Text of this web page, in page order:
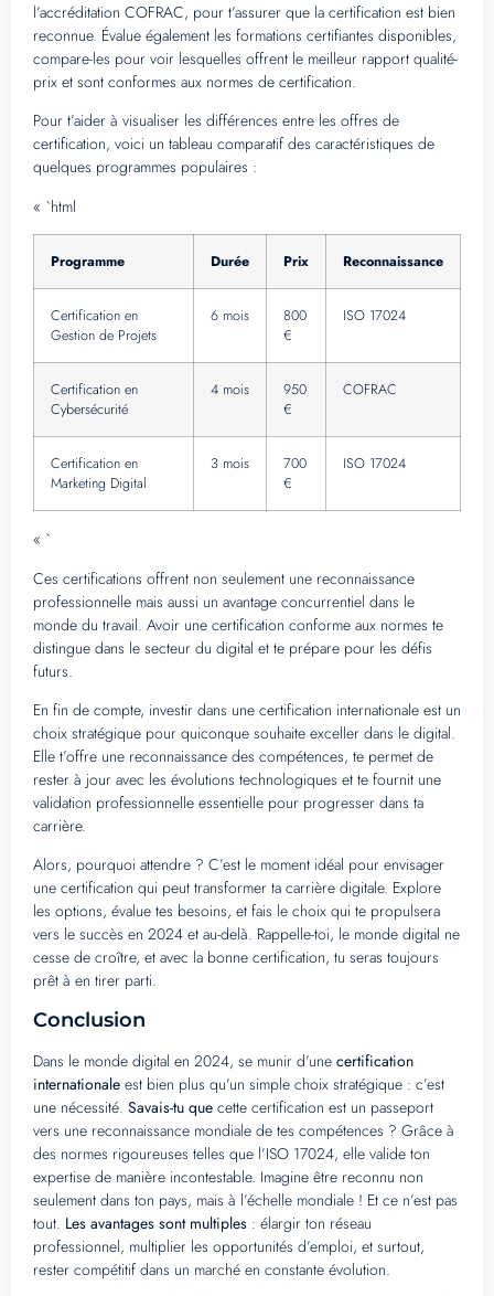
l’accréditation COFRAC, pour t’assurer que la certification est bien
reconnue. Évalue également les formations certifiantes disponibles,
compare-les pour voir lesquelles offrent le meilleur rapport qualité-
prix et sont conformes aux normes de certification.
Pour t’aider à visualiser les différences entre les offres de
certification, voici un tableau comparatif des caractéristiques de
quelques programmes populaires :
« `html
Programme Durée Prix Reconnaissance
Certification en
Gestion de Projets
6 mois
800
€
ISO 17024
Certification en
Cybersécurité
4 mois
950
€
COFRAC
Certification en
Marketing Digital
3 mois
700
€
ISO 17024
« `
Ces certifications offrent non seulement une reconnaissance
professionnelle mais aussi un avantage concurrentiel dans le
monde du travail. Avoir une certification conforme aux normes te
distingue dans le secteur du digital et te prépare pour les défis
futurs.
En fin de compte, investir dans une certification internationale est un
choix stratégique pour quiconque souhaite exceller dans le digital.
Elle t’offre une reconnaissance des compétences, te permet de
rester à jour avec les évolutions technologiques et te fournit une
validation professionnelle essentielle pour progresser dans ta
carrière.
Alors, pourquoi attendre ? C’est le moment idéal pour envisager
une certification qui peut transformer ta carrière digitale. Explore
les options, évalue tes besoins, et fais le choix qui te propulsera
vers le succès en 2024 et au-delà. Rappelle-toi, le monde digital ne
cesse de croître, et avec la bonne certification, tu seras toujours
prêt à en tirer parti.
Conclusion
Dans le monde digital en 2024, se munir d’une certification
internationale est bien plus qu’un simple choix stratégique : c’est
une nécessité. Savais-tu que cette certification est un passeport
vers une reconnaissance mondiale de tes compétences ? Grâce à
des normes rigoureuses telles que l’ISO 17024, elle valide ton
expertise de manière incontestable. Imagine être reconnu non
seulement dans ton pays, mais à l’échelle mondiale ! Et ce n’est pas
tout. Les avantages sont multiples : élargir ton réseau
professionnel, multiplier les opportunités d’emploi, et surtout,
rester compétitif dans un marché en constante évolution.